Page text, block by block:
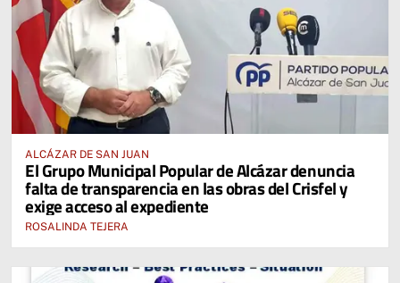
ALCÁZAR DE SAN JUAN
El Grupo Municipal Popular de Alcázar denuncia
falta de transparencia en las obras del Crisfel y
exige acceso al expediente
ROSALINDA TEJERA